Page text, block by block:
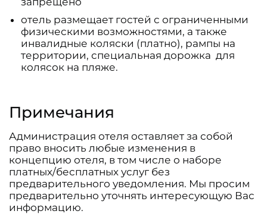
отель размещает гостей с ограниченными
физическими возможностями, а также
инвалидные коляски (платно), рампы на
территории, специальная дорожка для
колясок на пляже.
Примечания
Администрация отеля оставляет за собой
право вносить любые изменения в
концепцию отеля, в том числе о наборе
платных/бесплатных услуг без
предварительного уведомления. Мы просим
предварительно уточнять интересующую Вас
информацию.